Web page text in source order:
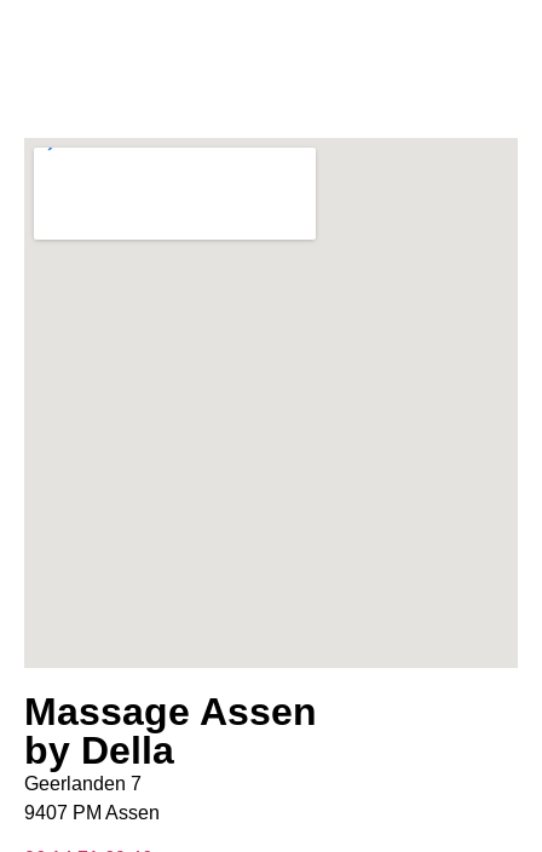
Massage Assen
by Della
Geerlanden 7
9407 PM Assen